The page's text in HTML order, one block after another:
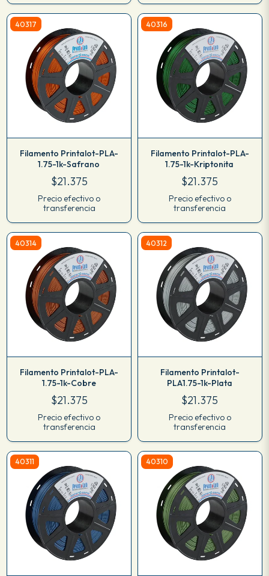
40317
Filamento Printalot-PLA-
1.75-1k-Safrano
$21.375
Precio efectivo o
transferencia
40316
Filamento Printalot-PLA-
1.75-1k-Kriptonita
$21.375
Precio efectivo o
transferencia
40314
Filamento Printalot-PLA-
1.75-1k-Cobre
$21.375
Precio efectivo o
transferencia
40312
Filamento Printalot-
PLA1.75-1k-Plata
$21.375
Precio efectivo o
transferencia
40311 40310